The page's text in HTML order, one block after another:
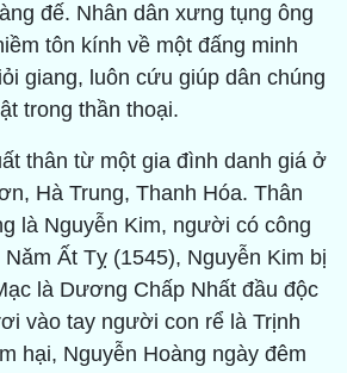
đế. Nhân dân xưng tụng ông
tôn kính về một đấng minh
giang, luôn cứu giúp dân chúng
trong thần thoại.
thân từ một gia đình danh giá ở
Hà Trung, Thanh Hóa. Thân
là Nguyễn Kim, người có công
Ất Tỵ (1545), Nguyễn Kim bị
là Dương Chấp Nhất đầu độc
vào tay người con rể là Trịnh
hại, Nguyễn Hoàng ngày đêm